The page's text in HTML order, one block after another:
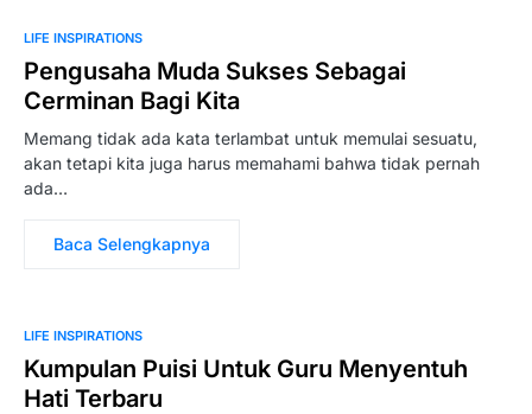
LIFE INSPIRATIONS
Pengusaha Muda Sukses Sebagai
Cerminan Bagi Kita
Memang tidak ada kata terlambat untuk memulai sesuatu,
akan tetapi kita juga harus memahami bahwa tidak pernah
ada…
Baca Selengkapnya
LIFE INSPIRATIONS
Kumpulan Puisi Untuk Guru Menyentuh
Hati Terbaru